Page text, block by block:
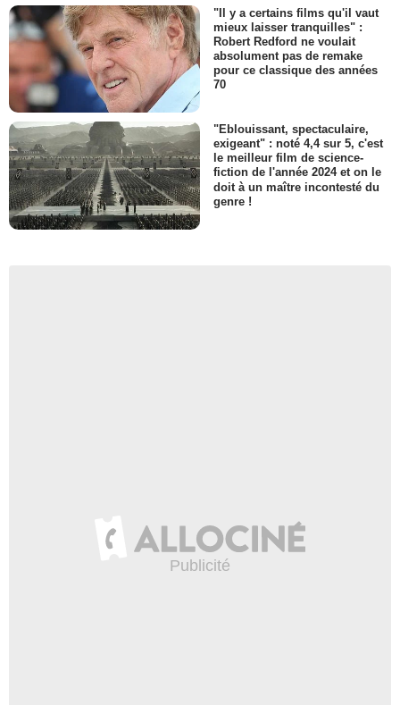
"Il y a certains films qu'il vaut
mieux laisser tranquilles" :
Robert Redford ne voulait
absolument pas de remake
pour ce classique des années
70
"Eblouissant, spectaculaire,
exigeant" : noté 4,4 sur 5, c'est
le meilleur film de science-
fiction de l'année 2024 et on le
doit à un maître incontesté du
genre !